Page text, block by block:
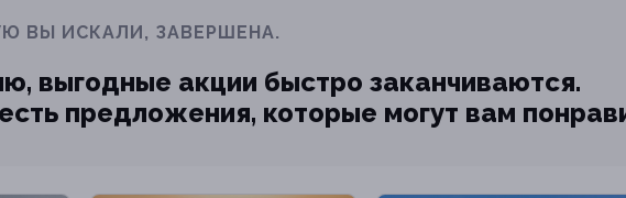
ВЫ ИСКАЛИ, ЗАВЕРШЕНА.
выгодные акции быстро заканчиваются.
предложения, которые могут вам